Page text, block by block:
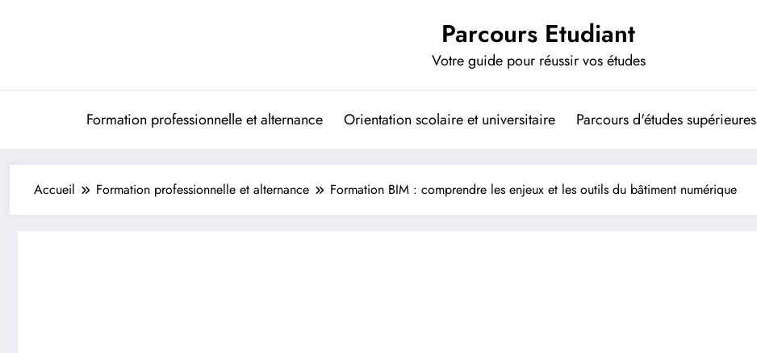
Parcours Etudiant
Votre guide pour réussir vos études
Formation professionnelle et alternance Orientation scolaire et universitaire Parcours d'études supérieures
Accueil Formation professionnelle et alternance Formation BIM : comprendre les enjeux et les outils du bâtiment numérique